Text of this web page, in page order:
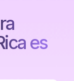
es